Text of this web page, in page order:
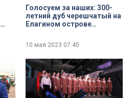
Голосуем за наших: 300-
летний дуб черешчатый на
Елагином острове
10 мая 2023 07:45